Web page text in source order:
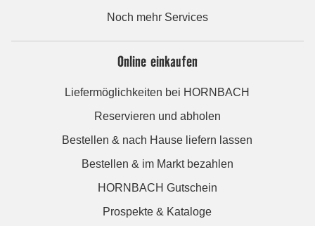
Noch mehr Services
Online einkaufen
Liefermöglichkeiten bei HORNBACH
Reservieren und abholen
Bestellen & nach Hause liefern lassen
Bestellen & im Markt bezahlen
HORNBACH Gutschein
Prospekte & Kataloge